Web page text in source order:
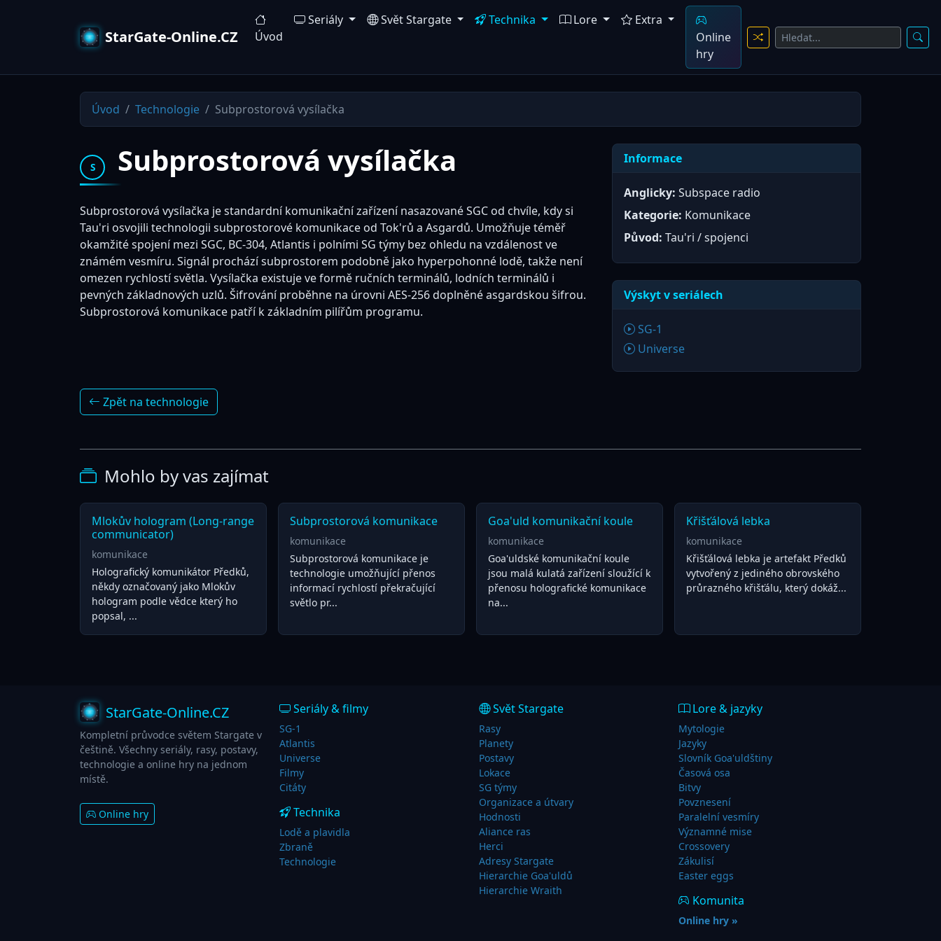
StarGate-Online.CZ Úvod
Seriály Svět Stargate Technika Lore
Extra
Online
hry
Úvod Technologie Subprostorová vysílačka
S Subprostorová vysílačka
Subprostorová vysílačka je standardní komunikační zařízení nasazované SGC od chvíle, kdy si
Tau'ri osvojili technologii subprostorové komunikace od Tok'rů a Asgardů. Umožňuje téměř
okamžité spojení mezi SGC, BC-304, Atlantis i polními SG týmy bez ohledu na vzdálenost ve
známém vesmíru. Signál prochází subprostorem podobně jako hyperpohonné lodě, takže není
omezen rychlostí světla. Vysílačka existuje ve formě ručních terminálů, lodních terminálů i
pevných základnových uzlů. Šifrování proběhne na úrovni AES-256 doplněné asgardskou šifrou.
Subprostorová komunikace patří k základním pilířům programu.
Informace
Anglicky: Subspace radio
Kategorie: Komunikace
Původ: Tau'ri / spojenci
Výskyt v seriálech
SG-1
Universe
Zpět na technologie
Mohlo by vas zajímat
Mlokův hologram (Long-range
communicator)
komunikace
Holografický komunikátor Předků,
někdy označovaný jako Mlokův
hologram podle vědce který ho
popsal, ...
Subprostorová komunikace
komunikace
Subprostorová komunikace je
technologie umožňující přenos
informací rychlostí překračující
světlo pr...
Goa'uld komunikační koule
komunikace
Goa'uldské komunikační koule
jsou malá kulatá zařízení sloužící k
přenosu holografické komunikace
na...
Křišťálová lebka
komunikace
Křišťálová lebka je artefakt Předků
vytvořený z jediného obrovského
průrazného křišťálu, který dokáž...
StarGate-Online.CZ
Kompletní průvodce světem Stargate v
češtině. Všechny seriály, rasy, postavy,
technologie a online hry na jednom
místě.
Online hry
Seriály & filmy
SG-1
Atlantis
Universe
Filmy
Citáty
Technika
Lodě a plavidla
Zbraně
Technologie
Svět Stargate
Rasy
Planety
Postavy
Lokace
SG týmy
Organizace a útvary
Hodnosti
Aliance ras
Herci
Adresy Stargate
Hierarchie Goa'uldů
Hierarchie Wraith
Lore & jazyky
Mytologie
Jazyky
Slovník Goa'uldštiny
Časová osa
Bitvy
Povznesení
Paralelní vesmíry
Významné mise
Crossovery
Zákulisí
Easter eggs
Komunita
Online hry »